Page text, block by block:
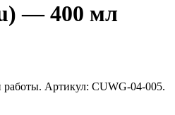
— 400 мл
работы. Артикул: CUWG-04-005.